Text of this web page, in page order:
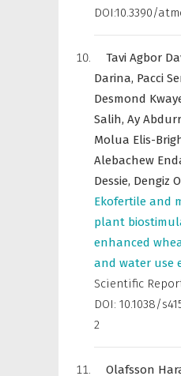
DOI:10.3390/
Tavi Agbor
Darina, Pacci
Desmond
Salih, Ay
Molua Elis-
Alebachew
Dessie, Dengiz
Ekofertile and
plant
enhanced
and water use
Scientific
DOI: 10.1038/
2
Olafsson